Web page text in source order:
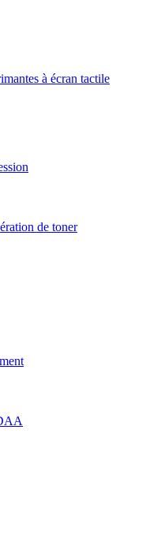
à écran tactile
de toner